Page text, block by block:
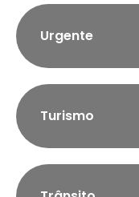
Urgente
Turismo